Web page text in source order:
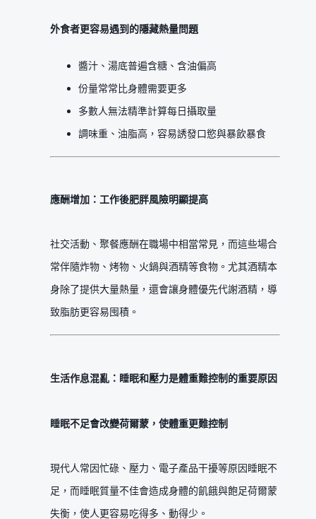
外食者更容易遇到的隱藏熱量問題
醬汁、湯底普遍含糖、含油偏高
份量常常比身體需要更多
多數人無法精準計算每日攝取量
調味重、油脂高，容易誘發口慾與暴飲暴食
應酬增加：工作後肥胖風險明顯提高
社交活動、聚餐應酬在職場中相當常見，而這些場合
常伴隨炸物、烤物、火鍋與酒精等食物。尤其酒精本
身除了提供大量熱量，還會讓身體優先代謝酒精，導
致脂肪更容易囤積。
生活作息混亂：睡眠和壓力是體重難控制的重要原因
睡眠不足會改變荷爾蒙，使體重更難控制
現代人常因忙碌、壓力、電子產品干擾等原因睡眠不
足，而睡眠質量不佳會造成身體的飢餓與飽足荷爾蒙
失衡，使人更容易吃得多、動得少。